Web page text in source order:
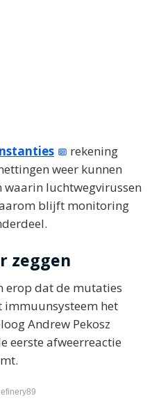
rekening
weer kunnen
waarin luchtwegvirussen
blijft monitoring
zeggen
erop dat de mutaties
immuunsysteem het
Andrew Pekosz
eerste afweerreactie